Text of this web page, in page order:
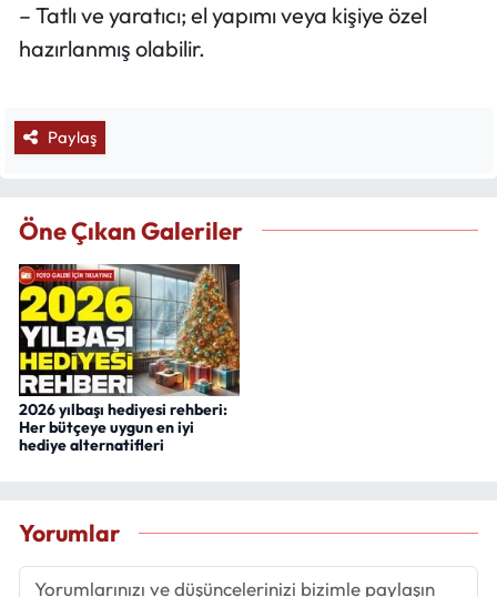
– Tatlı ve yaratıcı; el yapımı veya kişiye özel
hazırlanmış olabilir.
Paylaş
Öne Çıkan Galeriler
2026 yılbaşı hediyesi rehberi:
Her bütçeye uygun en iyi
hediye alternatifleri
Yorumlar